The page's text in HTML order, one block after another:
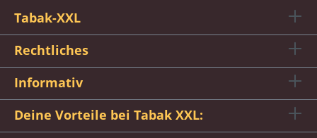
Tabak-XXL
Rechtliches
Informativ
Deine Vorteile bei Tabak XXL: